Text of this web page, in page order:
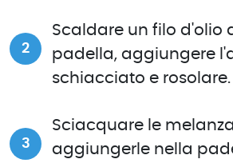
Scaldare un filo d'olio
padella, aggiungere
schiacciato e rosolare.
Sciacquare le
aggiungerle nella